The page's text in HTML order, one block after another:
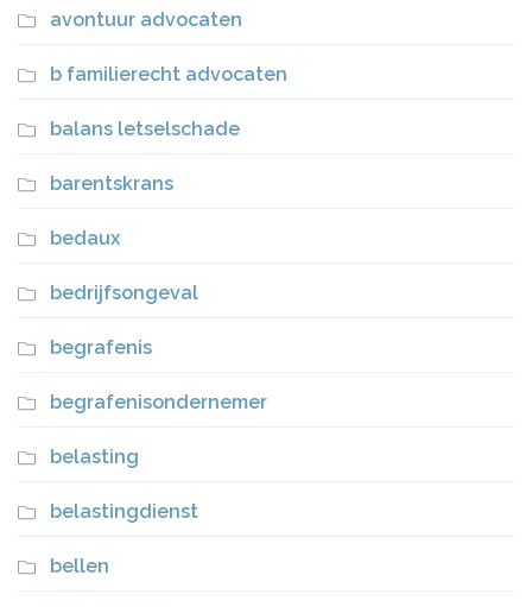
avontuur advocaten
b familierecht advocaten
balans letselschade
barentskrans
bedaux
bedrijfsongeval
begrafenis
begrafenisondernemer
belasting
belastingdienst
bellen